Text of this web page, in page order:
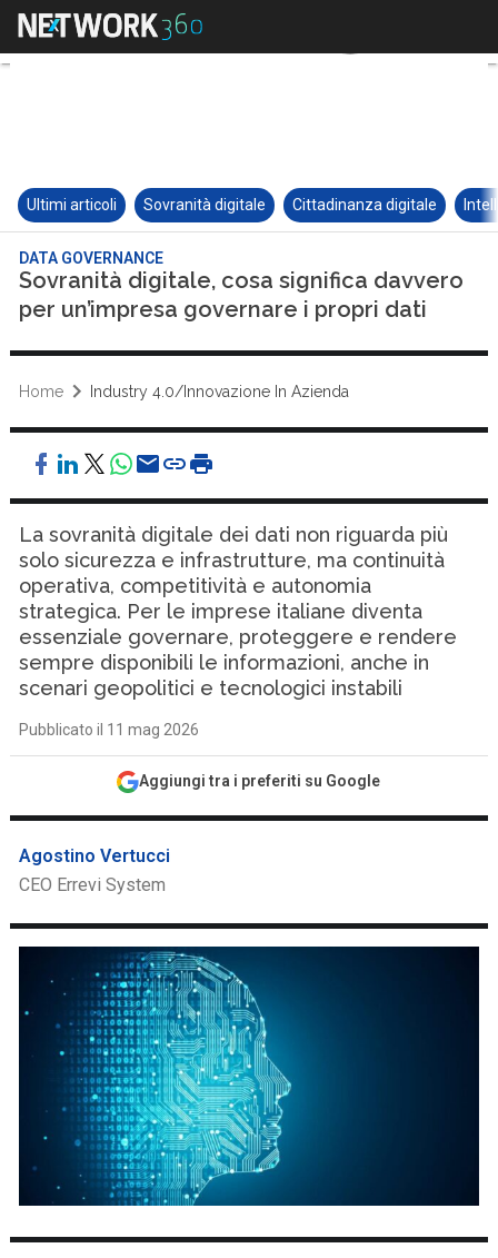
Ultimi articoli Sovranità digitale Cittadinanza digitale
DATA GOVERNANCE
Sovranità digitale, cosa significa davvero
per un’impresa governare i propri dati
Home Industry 4.0/Innovazione In Azienda
La sovranità digitale dei dati non riguarda più
solo sicurezza e infrastrutture, ma continuità
operativa, competitività e autonomia
strategica. Per le imprese italiane diventa
essenziale governare, proteggere e rendere
sempre disponibili le informazioni, anche in
scenari geopolitici e tecnologici instabili
Pubblicato il 11 mag 2026
Aggiungi tra i preferiti su Google
Agostino Vertucci
CEO Errevi System